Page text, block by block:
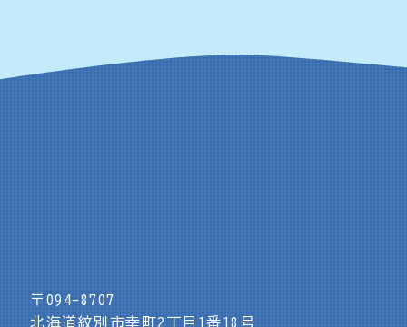
〒094-8707
北海道紋別市幸町2丁目1番18号